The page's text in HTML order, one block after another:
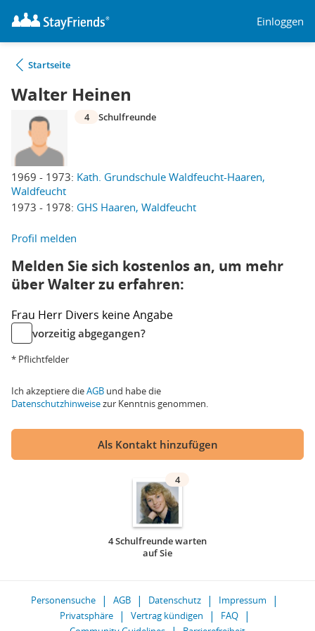
Einloggen
Startseite
Walter Heinen
1969 - 1973: Kath. Grundschule Waldfeucht-Haaren,
Waldfeucht
1973 - 1978: GHS Haaren, Waldfeucht
4 Schulfreunde
Profil melden
Melden Sie sich kostenlos an, um mehr
über Walter zu erfahren:
Frau Herr Divers keine Angabe
vorzeitig abgegangen?
* Pflichtfelder
Ich akzeptiere dieAGB und habe die
Datenschutzhinweisezur Kenntnis genommen.
Als Kontakt hinzufügen
4
4 Schulfreunde warten
auf Sie
Personensuche AGB Datenschutz
Impressum
Privatsphäre
Vertrag kündigen
FAQ